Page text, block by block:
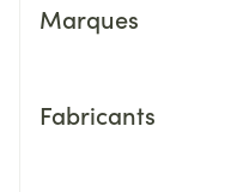
Marques
Fabricants